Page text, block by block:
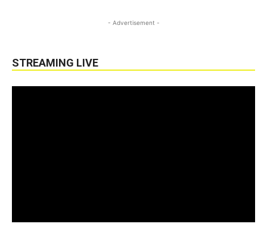
- Advertisement -
STREAMING LIVE